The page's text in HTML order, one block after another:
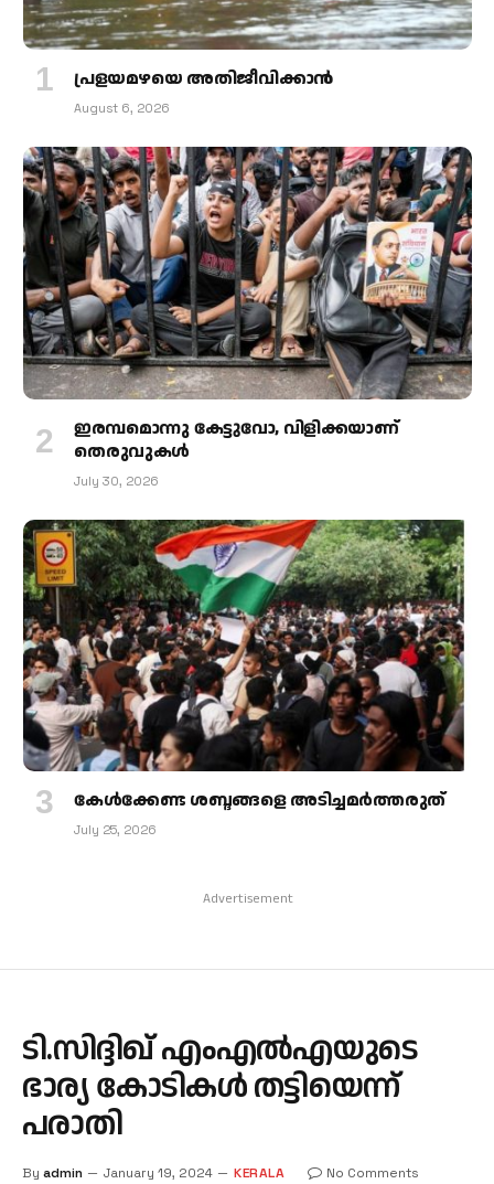
പ്രളയമഴയെ അതിജീവിക്കാന്‍
August 6, 2026
ഇരമ്പമൊന്നു കേട്ടുവോ, വിളിക്കയാണ്
തെരുവുകള്‍
July 30, 2026
കേള്‍ക്കേണ്ട ശബ്ദങ്ങളെ അടിച്ചമര്‍ത്തരുത്
July 25, 2026
Advertisement
ടി.സിദ്ദിഖ് എംഎൽഎയുടെ
ഭാര്യ കോടികൾ തട്ടിയെന്ന്
പരാതി
By admin January 19, 2024 KERALA
No Comments